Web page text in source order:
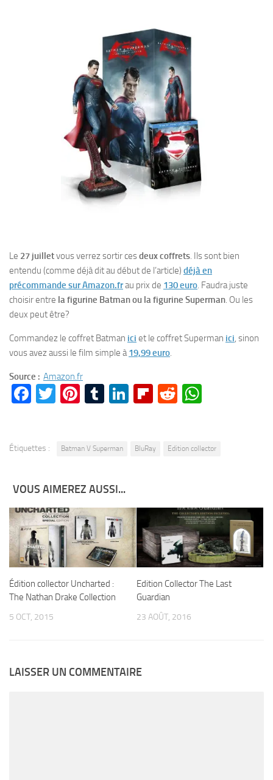
Le 27 juilletvous verrez sortir cesdeux coffrets. Ils sont bien
entendu (comme déjà dit au début de l’article) déjà en
précommande sur Amazon.frau prix de 130 euro. Faudra juste
choisir entre la figurine Batman ou la figurine Superman. Ou les
deux peut être?
Commandez le coffret Batman ici et le coffret Superman ici, sinon
vous avez aussi le film simple à19,99 euro.
Source : Amazon.fr
Facebook
TwitterPinterest
TumblrLinkedIn
Flipboard
Reddit
Étiquettes : Batman V Superman BluRay Edition collector
VOUS AIMEREZ AUSSI...
Édition collector Uncharted :
The Nathan Drake Collection
5 OCT, 2015
Edition Collector The Last
Guardian
23 AOÛT, 2016
LAISSER UN COMMENTAIRE